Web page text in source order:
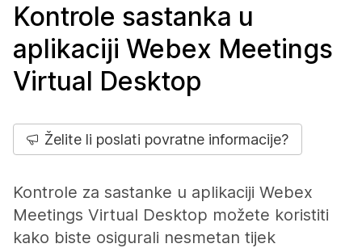
Kontrole sastanka u
aplikaciji Webex Meetings
Virtual Desktop
Želite li poslati povratne informacije?
Kontrole za sastanke u aplikaciji Webex
Meetings Virtual Desktop možete koristiti
kako biste osigurali nesmetan tijek